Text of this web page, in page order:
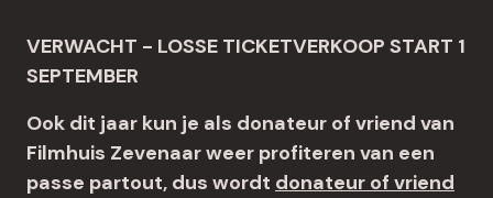
VERWACHT - LOSSE TICKETVERKOOP START 1
SEPTEMBER
Ook dit jaar kun je als donateur of vriend van
Filmhuis Zevenaar weer profiteren van een
passe partout, dus wordt donateur of vriend